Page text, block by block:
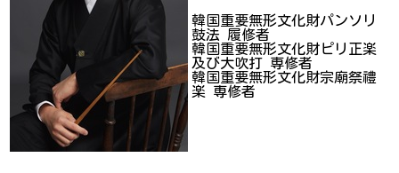
韓国重要無形文化財パンソリ
鼓法 履修者
韓国重要無形文化財ピリ正楽
及び大吹打 専修者
韓国重要無形文化財宗廟祭禮
楽 専修者